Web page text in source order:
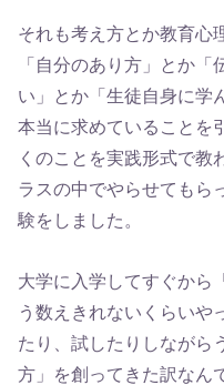
それも考え方とか教育心
「自分のあり方」とか
い」とか「生徒自身に学
本当に求めていることを
くのことを実践形式で教
ラスの中でやらせてもら
験をしました。
大学に入学してすぐから
う数えきれないくらいや
たり、試したりしながら
方」を創ってきた訳なん